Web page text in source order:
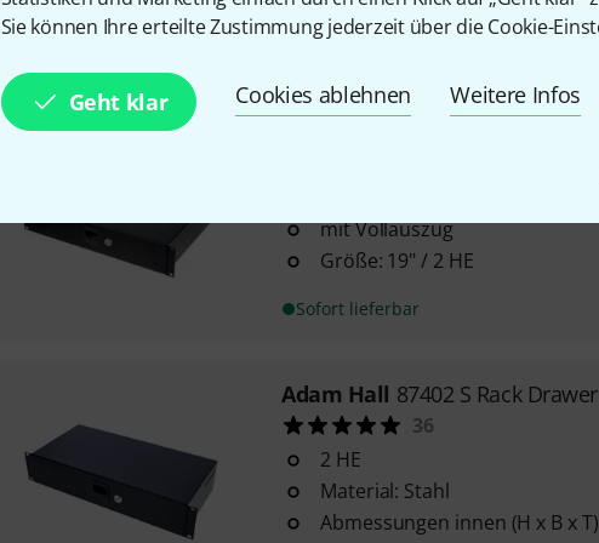
Sie können Ihre erteilte Zustimmung jederzeit über die Cookie-
Geht klar Cookies ablehnen Weitere Infos
Sofort lieferbar
mit Vollauszug
Größe: 19" / 2 HE
Sofort lieferbar
Adam Hall 87402 S Rack Drawer
36
2 HE
Material: Stahl
Abmessungen innen (H x B x